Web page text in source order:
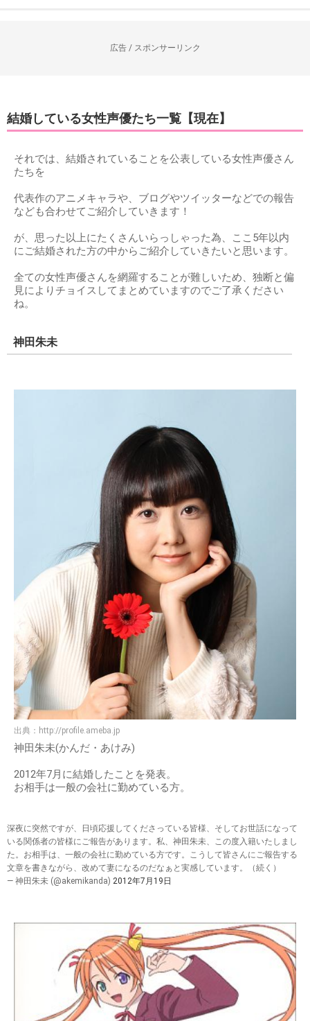
広告 / スポンサーリンク
結婚している女性声優たち一覧【現在】
それでは、結婚されていることを公表している女性声優さん
たちを
代表作のアニメキャラや、ブログやツイッターなどでの報告
なども合わせてご紹介していきます！
が、思った以上にたくさんいらっしゃった為、ここ5年以内
にご結婚された方の中からご紹介していきたいと思います。
全ての女性声優さんを網羅することが難しいため、独断と偏
見によりチョイスしてまとめていますのでご了承ください
ね。
神田朱未
出典： http://profile.ameba.jp
神田朱未(かんだ・あけみ)
2012年7月に結婚したことを発表。
お相手は一般の会社に勤めている方。
深夜に突然ですが、日頃応援してくださっている皆様、そしてお世話になって
いる関係者の皆様にご報告があります。私、神田朱未、この度入籍いたしまし
た。お相手は、一般の会社に勤めている方です。こうして皆さんにご報告する
文章を書きながら、改めて妻になるのだなぁと実感しています。（続く）
— 神田朱未 (@akemikanda) 2012年7月19日